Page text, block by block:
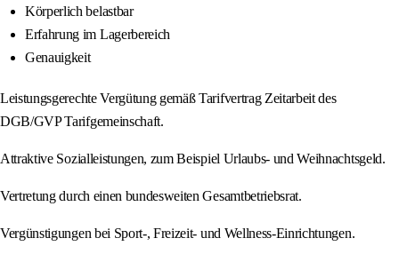
Körperlich belastbar
Erfahrung im Lagerbereich
Genauigkeit
Leistungsgerechte Vergütung gemäß Tarifvertrag Zeitarbeit des
DGB/GVP Tarifgemeinschaft.
Attraktive Sozialleistungen, zum Beispiel Urlaubs- und Weihnachtsgeld.
Vertretung durch einen bundesweiten Gesamtbetriebsrat.
Vergünstigungen bei Sport-, Freizeit- und Wellness-Einrichtungen.